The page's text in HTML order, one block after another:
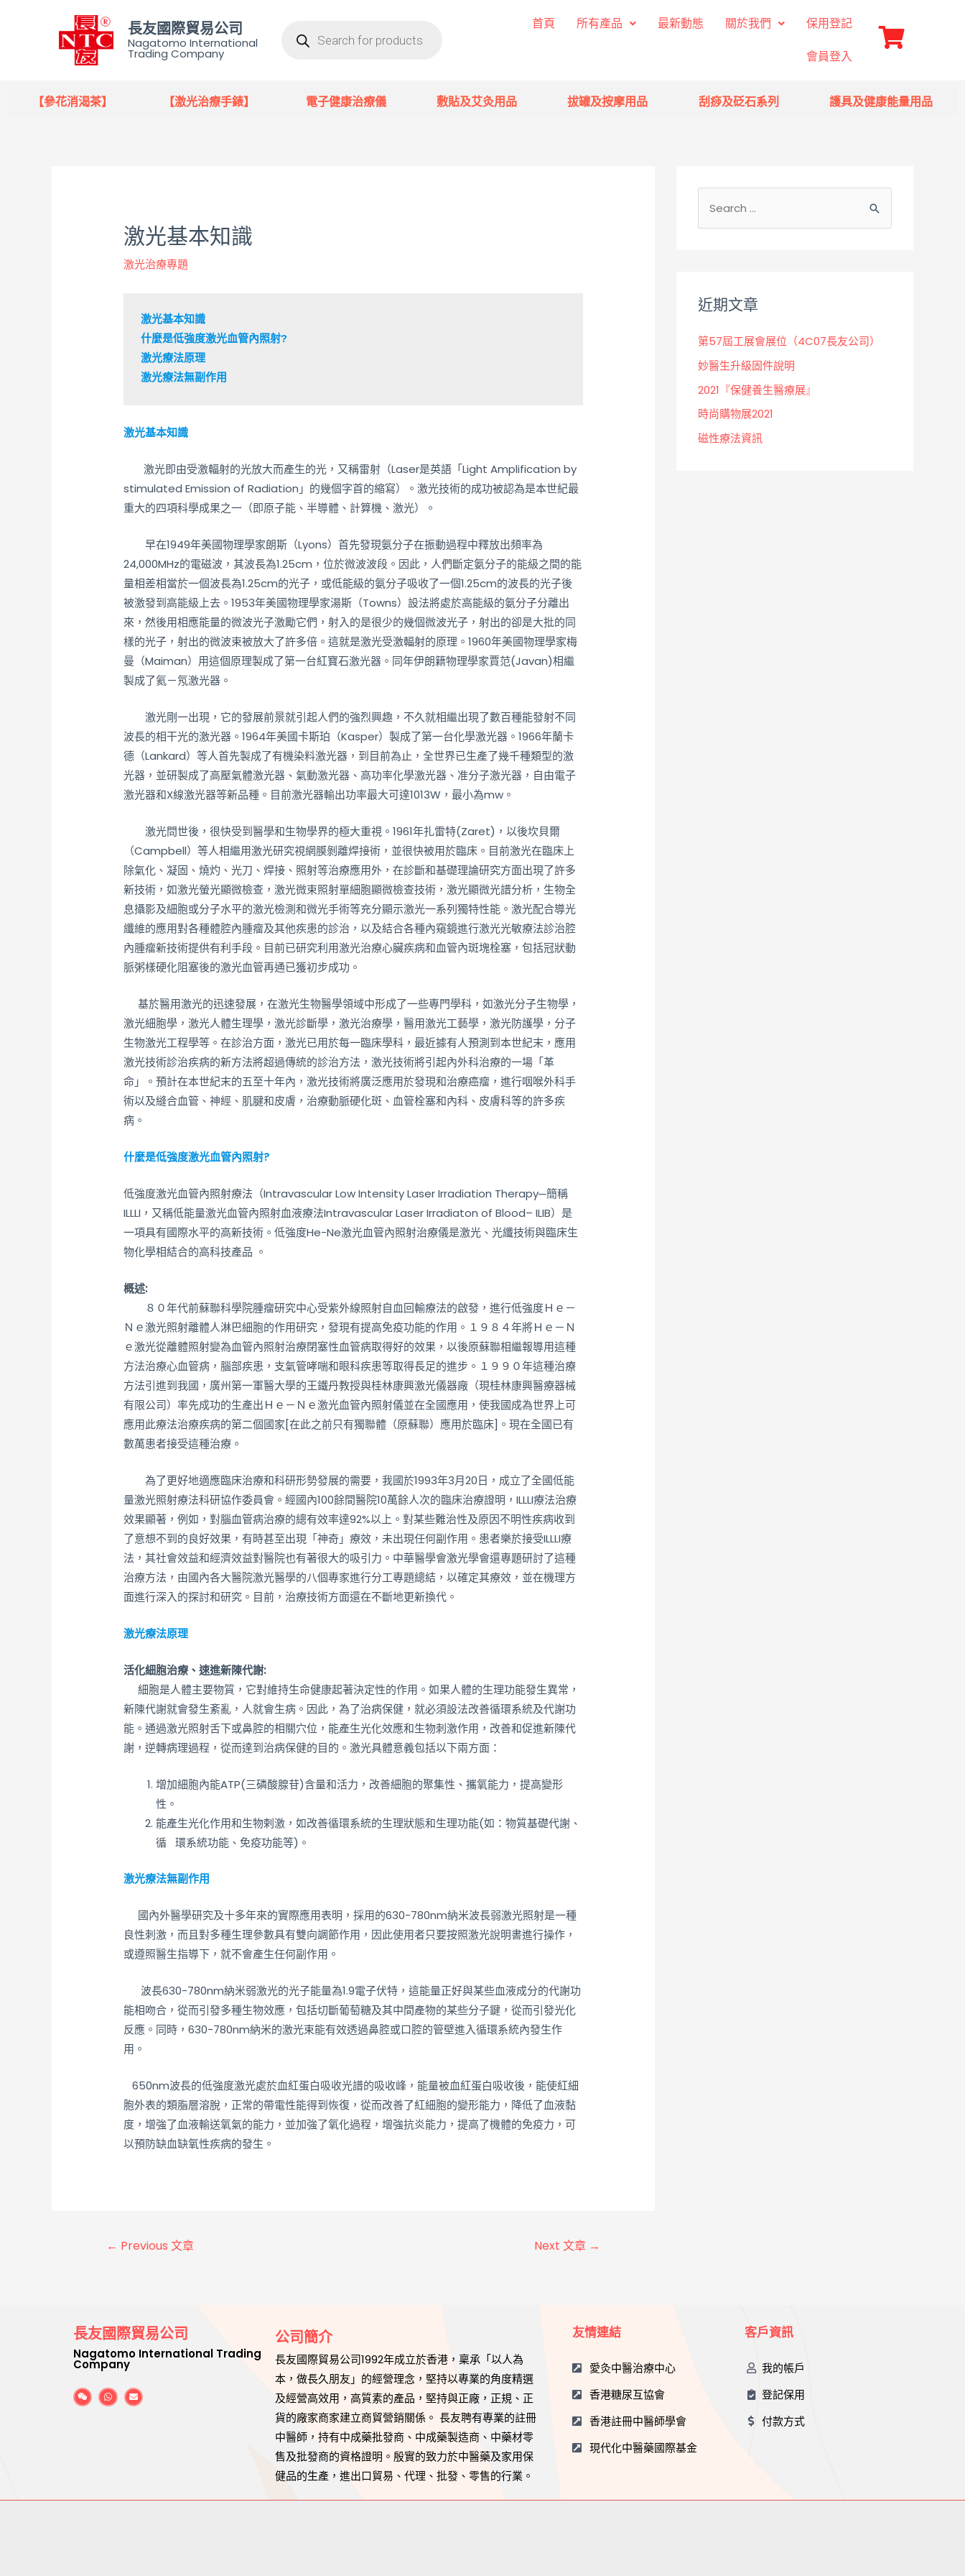
長友國際貿易公司
Nagatomo International
Trading Company
首頁 所有產品 最新動態 關於我們
保用登記
會員登入
【參花消渴茶】 【激光治療手錶】 電子健康治療儀 敷貼及艾灸用品 拔罐及按摩用品 刮痧及砭石系列 護具及健康能量用品
激光基本知識
激光治療專題
激光基本知識
什麼是低強度激光血管內照射?
激光療法原理
激光療法無副作用
激光基本知識
激光即由受激輻射的光放大而產生的光，又稱雷射（Laser是英語「Light Amplification by
stimulated Emission of Radiation」的幾個字首的縮寫）。激光技術的成功被認為是本世紀最
重大的四項科學成果之一（即原子能、半導體、計算機、激光）。
早在1949年美國物理學家朗斯（Lyons）首先發現氨分子在振動過程中釋放出頻率為
24,000MHz的電磁波，其波長為1.25cm，位於微波波段。因此，人們斷定氨分子的能級之間的能
量相差相當於一個波長為1.25cm的光子，或低能級的氨分子吸收了一個1.25cm的波長的光子後
被激發到高能級上去。1953年美國物理學家湯斯（Towns）設法將處於高能級的氨分子分離出
來，然後用相應能量的微波光子激勵它們，射入的是很少的幾個微波光子，射出的卻是大批的同
樣的光子，射出的微波束被放大了許多倍。這就是激光受激輻射的原理。1960年美國物理學家梅
曼（Maiman）用這個原理製成了第一台紅寶石激光器。同年伊朗籍物理學家賈范(Javan)相繼
製成了氦－氖激光器。
激光剛一出現，它的發展前景就引起人們的強烈興趣，不久就相繼出現了數百種能發射不同
波長的相干光的激光器。1964年美國卡斯珀（Kasper）製成了第一台化學激光器。1966年蘭卡
德（Lankard）等人首先製成了有機染料激光器，到目前為止，全世界已生產了幾千種類型的激
光器，並研製成了高壓氣體激光器、氣動激光器、高功率化學激光器、准分子激光器，自由電子
激光器和X線激光器等新品種。目前激光器輸出功率最大可達1013W，最小為mw。
激光問世後，很快受到醫學和生物學界的極大重視。1961年扎雷特(Zaret)，以後坎貝爾
（Campbell）等人相繼用激光研究視網膜剝離焊接術，並很快被用於臨床。目前激光在臨床上
除氣化、凝固、燒灼、光刀、焊接、照射等治療應用外，在診斷和基礎理論研究方面出現了許多
新技術，如激光螢光顯微檢查，激光微束照射單細胞顯微檢查技術，激光顯微光譜分析，生物全
息攝影及細胞或分子水平的激光檢測和微光手術等充分顯示激光一系列獨特性能。激光配合導光
纖維的應用對各種體腔內腫瘤及其他疾患的診治，以及結合各種內窺鏡進行激光光敏療法診治腔
內腫瘤新技術提供有利手段。目前已研究利用激光治療心臟疾病和血管內斑塊栓塞，包括冠狀動
脈粥樣硬化阻塞後的激光血管再通已獲初步成功。
基於醫用激光的迅速發展，在激光生物醫學領域中形成了一些專門學科，如激光分子生物學，
激光細胞學，激光人體生理學，激光診斷學，激光治療學，醫用激光工藝學，激光防護學，分子
生物激光工程學等。在診治方面，激光已用於每一臨床學科，最近據有人預測到本世紀末，應用
激光技術診治疾病的新方法將超過傳統的診治方法，激光技術將引起內外科治療的一場「革
命」。預計在本世紀末的五至十年內，激光技術將廣泛應用於發現和治療癌瘤，進行咽喉外科手
術以及縫合血管、神經、肌腱和皮膚，治療動脈硬化斑、血管栓塞和內科、皮膚科等的許多疾
病。
什麼是低強度激光血管內照射?
低強度激光血管內照射療法（Intravascular Low Intensity Laser Irradiation Therapy─簡稱
ILLLI，又稱低能量激光血管內照射血液療法Intravascular Laser Irradiaton of Blood– ILIB）是
一項具有國際水平的高新技術。低強度He-Ne激光血管內照射治療儀是激光、光纖技術與臨床生
物化學相結合的高科技產品 。
概述:
８０年代前蘇聯科學院腫瘤研究中心受紫外線照射自血回輸療法的啟發，進行低強度Ｈｅ－
Ｎｅ激光照射離體人淋巴細胞的作用研究，發現有提高免疫功能的作用。１９８４年將Ｈｅ－Ｎ
ｅ激光從離體照射變為血管內照射治療閉塞性血管病取得好的效果，以後原蘇聯相繼報導用這種
方法治療心血管病，腦部疾患，支氣管哮喘和眼科疾患等取得長足的進步。１９９０年這種治療
方法引進到我國，廣州第一軍醫大學的王鐵丹教授與桂林康興激光儀器廠（現桂林康興醫療器械
有限公司）率先成功的生產出Ｈｅ－Ｎｅ激光血管內照射儀並在全國應用，使我國成為世界上可
應用此療法治療疾病的第二個國家[在此之前只有獨聯體（原蘇聯）應用於臨床]。現在全國已有
數萬患者接受這種治療。
為了更好地適應臨床治療和科研形勢發展的需要，我國於1993年3月20日，成立了全國低能
量激光照射療法科研協作委員會。經國內100餘間醫院10萬餘人次的臨床治療證明，ILLLI療法治療
效果顯著，例如，對腦血管病治療的總有效率達92%以上。對某些難治性及原因不明性疾病收到
了意想不到的良好效果，有時甚至出現「神奇」療效，未出現任何副作用。患者樂於接受ILLLI療
法，其社會效益和經濟效益對醫院也有著很大的吸引力。中華醫學會激光學會還專題研討了這種
治療方法，由國內各大醫院激光醫學的八個專家進行分工專題總結，以確定其療效，並在機理方
面進行深入的探討和研究。目前，治療技術方面還在不斷地更新換代。
激光療法原理
活化細胞治療、速進新陳代謝:
細胞是人體主要物質，它對維持生命健康起著決定性的作用。如果人體的生理功能發生異常，
新陳代謝就會發生紊亂，人就會生病。因此，為了治病保健，就必須設法改善循環系統及代謝功
能。通過激光照射舌下或鼻腔的相關穴位，能產生光化效應和生物刺激作用，改善和促進新陳代
謝，逆轉病理過程，從而達到治病保健的目的。激光具體意義包括以下兩方面：
增加細胞內能ATP(三磷酸腺苷)含量和活力，改善細胞的聚集性、攜氧能力，提高變形
性。
能產生光化作用和生物剌激，如改善循環系統的生理狀態和生理功能(如：物質基礎代謝、
循 環系統功能、免疫功能等)。
激光療法無副作用
國內外醫學研究及十多年來的實際應用表明，採用的630-780nm納米波長弱激光照射是一種
良性刺激，而且對多種生理參數具有雙向調節作用，因此使用者只要按照激光說明書進行操作，
或遵照醫生指導下，就不會產生任何副作用。
波長630-780nm納米弱激光的光子能量為1.9電子伏特，這能量正好與某些血液成分的代謝功
能相吻合，從而引發多種生物效應，包括切斷葡萄糖及其中間產物的某些分子鍵，從而引發光化
反應。同時，630-780nm納米的激光束能有效透過鼻腔或口腔的管壁進入循環系統內發生作
用。
650nm波長的低強度激光處於血紅蛋白吸收光譜的吸收峰，能量被血紅蛋白吸收後，能使紅細
胞外表的類脂層溶脫，正常的帶電性能得到恢復，從而改善了紅細胞的變形能力，降低了血液黏
度，增強了血液輸送氧氣的能力，並加強了氧化過程，增強抗炎能力，提高了機體的免疫力，可
以預防缺血缺氧性疾病的發生。
← Previous 文章 Next 文章 →
近期文章
第57屆工展會展位（4C07長友公司）
妙醫生升級固件說明
2021『保健養生醫療展』
時尚購物展2021
磁性療法資訊
長友國際貿易公司
Nagatomo International Trading
Company
公司簡介
長友國際貿易公司1992年成立於香港，稟承「以人為
本，做長久朋友」的經營理念，堅持以專業的角度精選
及經營高效用，高質素的產品，堅持與正廠，正規、正
貨的廠家商家建立商貿營銷關係。 長友聘有專業的註冊
中醫師，持有中成藥批發商、中成藥製造商、中藥材零
售及批發商的資格證明。殷實的致力於中醫藥及家用保
健品的生產，進出口貿易、代理、批發、零售的行業。
友情連結
愛灸中醫治療中心
香港糖尿互協會
香港註冊中醫師學會
現代化中醫藥國際基金
客戶資訊
我的帳戶
登記保用
付款方式